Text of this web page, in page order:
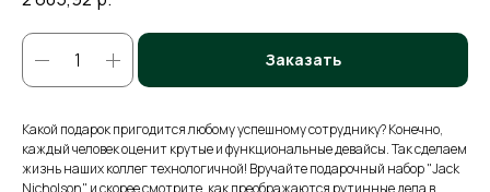
Заказать
Какой подарок пригодится любому успешному сотруднику? Конечно,
каждый человек оценит крутые и функциональные девайсы. Так сделаем
жизнь наших коллег технологичной! Вручайте подарочный набор "Jack